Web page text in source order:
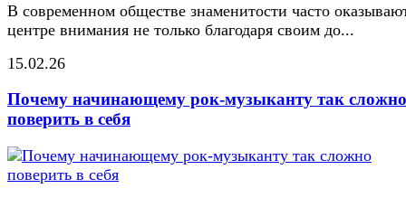
В современном обществе знаменитости часто
центре внимания не только благодаря своим до...
15.02.26
Почему начинающему рок-музыканту так сложно
поверить в себя